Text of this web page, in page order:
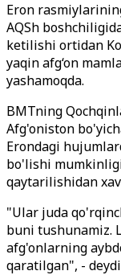
Eron
AQSh
ketilishi ortidan
yaqin afg‘on
yashamoqda.
BMTning
Afg'oniston
Erondagi
bo'lishi
qaytarilishidan
"Ular juda
buni tushunamiz.
afg'onlarning
qaratilgan", -